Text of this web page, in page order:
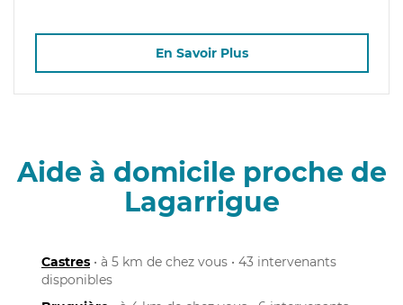
En Savoir Plus
Aide à domicile proche de
Lagarrigue
Castres • à 5 km de chez vous • 43 intervenants
disponibles